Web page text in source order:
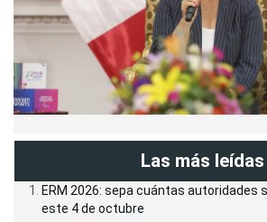
Las más leídas
ERM 2026: sepa cuántas autoridades
este 4 de octubre